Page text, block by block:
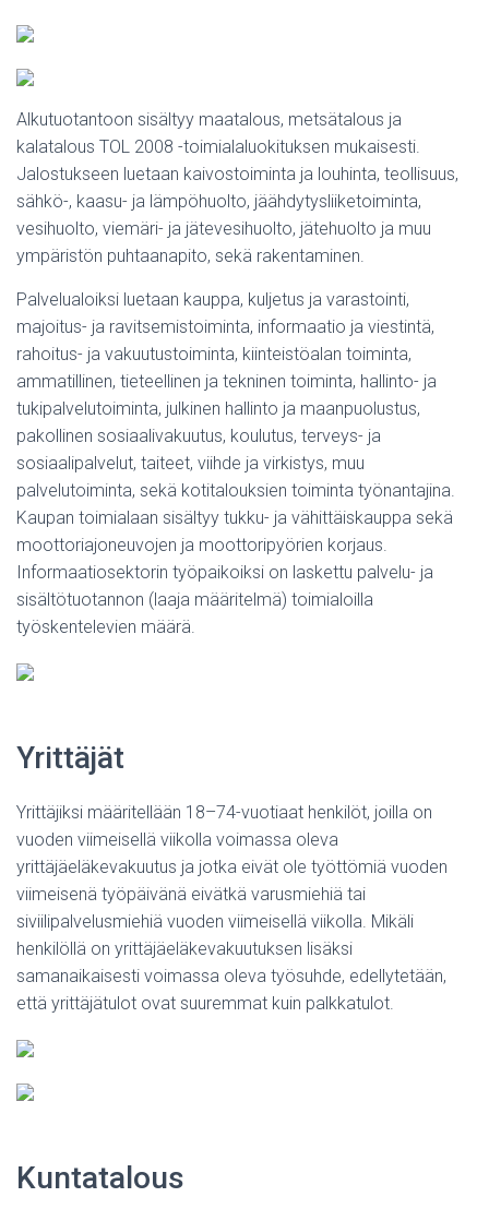
Alkutuotantoon sisältyy maatalous, metsätalous ja
kalatalous TOL 2008 -toimialaluokituksen mukaisesti.
Jalostukseen luetaan kaivostoiminta ja louhinta, teollisuus,
sähkö-, kaasu- ja lämpöhuolto, jäähdytysliiketoiminta,
vesihuolto, viemäri- ja jätevesihuolto, jätehuolto ja muu
ympäristön puhtaanapito, sekä rakentaminen.
Palvelualoiksi luetaan kauppa, kuljetus ja varastointi,
majoitus- ja ravitsemistoiminta, informaatio ja viestintä,
rahoitus- ja vakuutustoiminta, kiinteistöalan toiminta,
ammatillinen, tieteellinen ja tekninen toiminta, hallinto- ja
tukipalvelutoiminta, julkinen hallinto ja maanpuolustus,
pakollinen sosiaalivakuutus, koulutus, terveys- ja
sosiaalipalvelut, taiteet, viihde ja virkistys, muu
palvelutoiminta, sekä kotitalouksien toiminta työnantajina.
Kaupan toimialaan sisältyy tukku- ja vähittäiskauppa sekä
moottoriajoneuvojen ja moottoripyörien korjaus.
Informaatiosektorin työpaikoiksi on laskettu palvelu- ja
sisältötuotannon (laaja määritelmä) toimialoilla
työskentelevien määrä.
Yrittäjät
Yrittäjiksi määritellään 18–74-vuotiaat henkilöt, joilla on
vuoden viimeisellä viikolla voimassa oleva
yrittäjäeläkevakuutus ja jotka eivät ole työttömiä vuoden
viimeisenä työpäivänä eivätkä varusmiehiä tai
siviilipalvelusmiehiä vuoden viimeisellä viikolla. Mikäli
henkilöllä on yrittäjäeläkevakuutuksen lisäksi
samanaikaisesti voimassa oleva työsuhde, edellytetään,
että yrittäjätulot ovat suuremmat kuin palkkatulot.
Kuntatalous